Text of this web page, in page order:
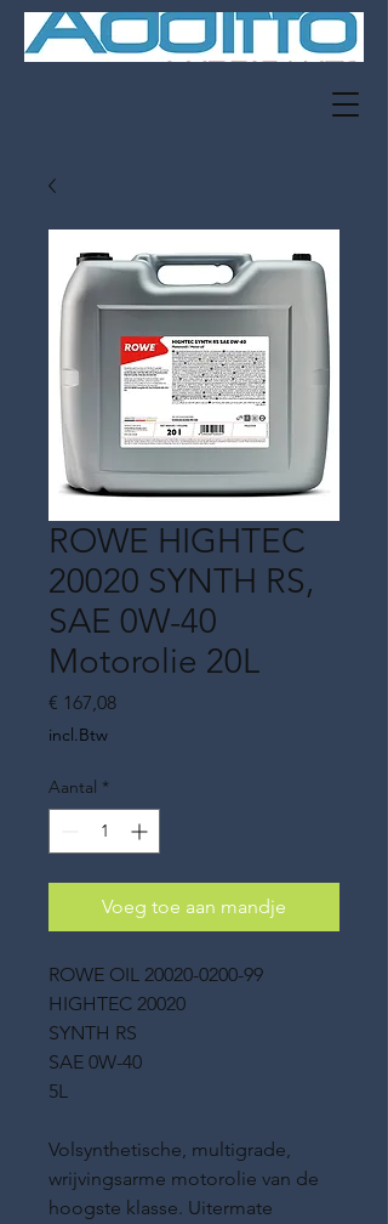
ROWE HIGHTEC
20020 SYNTH RS,
SAE 0W-40
Motorolie 20L
€ 167,08Prijs
incl.Btw
Aantal *
Voeg toe aan mandje
ROWE OIL 20020-0200-99
HIGHTEC 20020
SYNTH RS
SAE 0W-40
5L
Volsynthetische, multigrade,
wrijvingsarme motorolie van de
hoogste klasse. Uitermate